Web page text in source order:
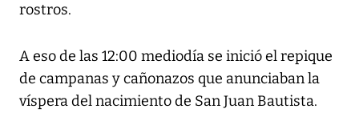
rostros.
A eso de las 12:00 mediodía se inició el repique
de campanas y cañonazos que anunciaban la
víspera del nacimiento de San Juan Bautista.